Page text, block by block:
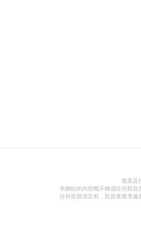
股票及
本網站的內容概不構成任何投資
任何投資決定前，投資者應考